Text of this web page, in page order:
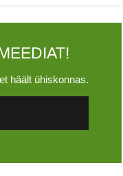
häält ühiskonnas.